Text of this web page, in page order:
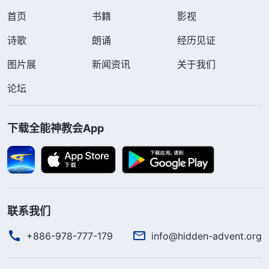
首页 书籍
影视
诗歌
朗诵
经历见证
图片展
新闻资讯
关于我们
论坛
下载全能神教会App
联系我们
+886-978-777-179 info@hidden-advent.org